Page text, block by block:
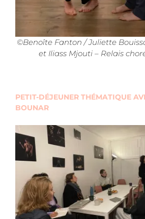
©Benoîte Fanton / Juliette
et Iliass Mjouti – Relais
PETIT-DÉJEUNER THÉMATIQUE
BOUNAR